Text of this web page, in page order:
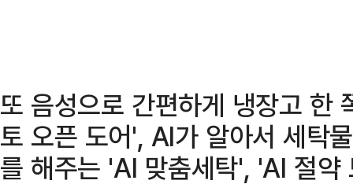
또 음성으로 간편하게 냉장고 한
토 오픈 도어', AI가 알아서 세탁
를 해주는 'AI 맞춤세탁', 'AI 절